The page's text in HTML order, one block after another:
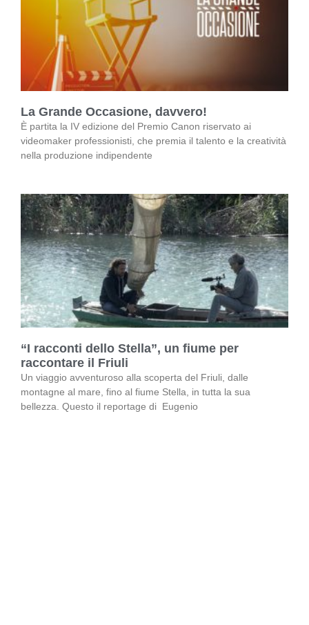
La Grande Occasione, davvero!
È partita la IV edizione del Premio Canon riservato ai
videomaker professionisti, che premia il talento e la creatività
nella produzione indipendente
“I racconti dello Stella”, un fiume per
raccontare il Friuli
Un viaggio avventuroso alla scoperta del Friuli, dalle
montagne al mare, fino al fiume Stella, in tutta la sua
bellezza. Questo il reportage di Eugenio